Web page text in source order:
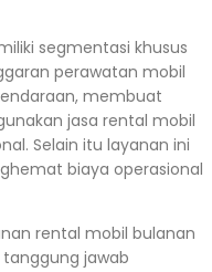
segmentasi khusus
perawatan mobil
membuat
jasa rental mobil
Selain itu layanan ini
biaya operasional
rental mobil bulanan
jawab